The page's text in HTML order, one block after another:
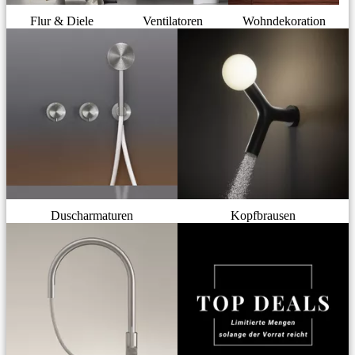
Flur & Diele Ventilatoren Wohndekoration
Duscharmaturen Kopfbrausen